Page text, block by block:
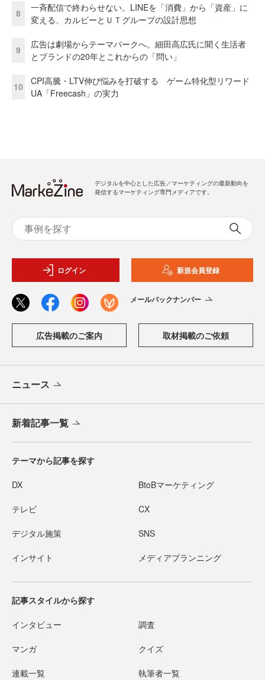
8
一斉配信で終わらせない。LINEを「消費」から「資産」に
変える、カルビーとＵＴグループの設計思想
9
広告は劇場からテーマパークへ。細田高広氏に聞く生活者
とブランドの20年とこれからの「問い」
10
CPI高騰・LTV伸び悩みを打破する ゲーム特化型リワード
UA「Freecash」の実力
デジタルを中心とした広告／マーケティングの最新動向を
発信するマーケティング専門メディアです。
ログイン 新規会員登録
メールバックナンバー
広告掲載のご案内 取材掲載のご依頼
ニュース
新着記事一覧
テーマから記事を探す
DX BtoBマーケティング
テレビ CX
デジタル施策 SNS
インサイト メディアプランニング
記事スタイルから探す
インタビュー 調査
マンガ クイズ
連載一覧 執筆者一覧